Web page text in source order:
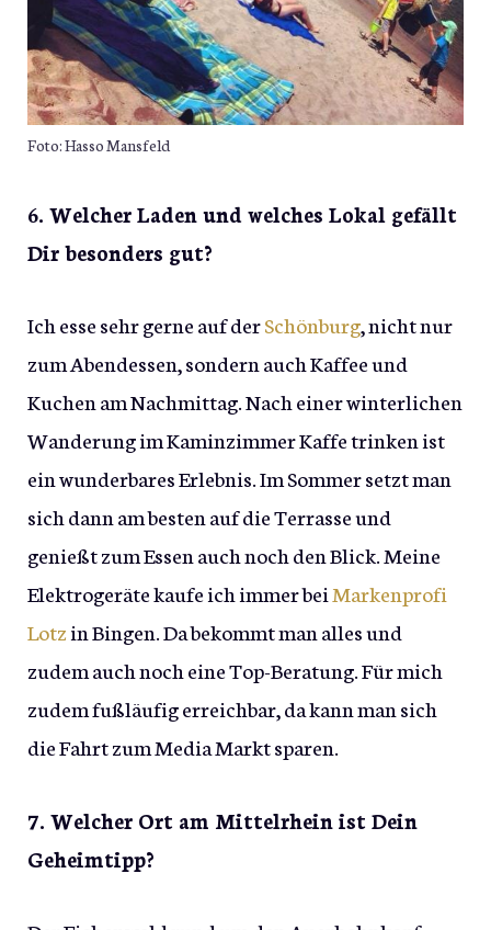
Foto: Hasso Mansfeld
6. Welcher Laden und welches Lokal gefällt
Dir besonders gut?
Ich esse sehr gerne auf derSchönburg, nicht nur
zum Abendessen, sondern auch Kaffee und
Kuchen am Nachmittag. Nach einer winterlichen
Wanderung im Kaminzimmer Kaffe trinken ist
ein wunderbares Erlebnis. Im Sommer setzt man
sich dann am besten auf die Terrasse und
genießt zum Essen auch noch den Blick. Meine
Elektrogeräte kaufe ich immer bei Markenprofi
Lotzin Bingen. Da bekommt man alles und
zudem auch noch eine Top-Beratung. Für mich
zudem fußläufig erreichbar, da kann man sich
die Fahrt zum Media Markt sparen.
7. Welcher Ort am Mittelrhein ist Dein
Geheimtipp?